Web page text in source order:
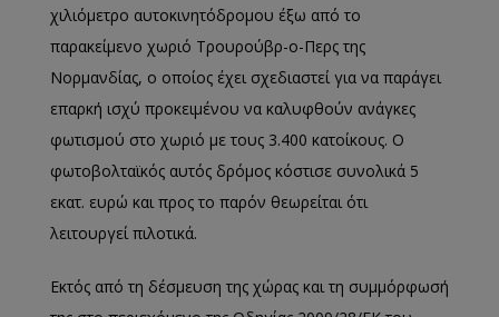
χιλιόμετρο αυτοκινητόδρομου έξω από το
παρακείμενο χωριό Τρουρούβρ-ο-Περς της
Νορμανδίας, ο οποίος έχει σχεδιαστεί για να παράγει
επαρκή ισχύ προκειμένου να καλυφθούν ανάγκες
φωτισμού στο χωριό με τους 3.400 κατοίκους. Ο
φωτοβολταϊκός αυτός δρόμος κόστισε συνολικά 5
εκατ. ευρώ και προς το παρόν θεωρείται ότι
λειτουργεί πιλοτικά.
Εκτός από τη δέσμευση της χώρας και τη συμμόρφωσή